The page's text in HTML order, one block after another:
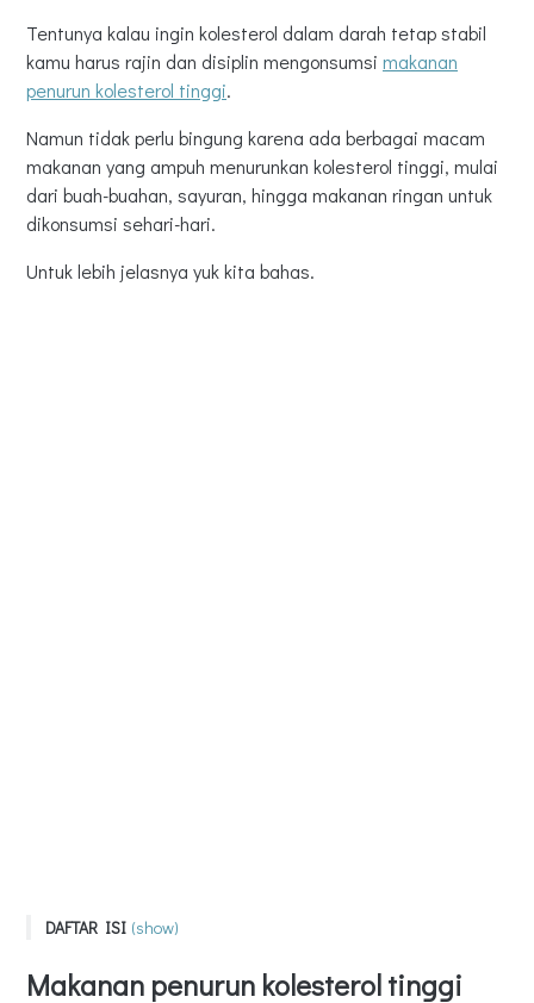
Tentunya kalau ingin kolesterol dalam darah tetap stabil
kamu harus rajin dan disiplin mengonsumsi makanan
penurun kolesterol tinggi.
Namun tidak perlu bingung karena ada berbagai macam
makanan yang ampuh menurunkan kolesterol tinggi, mulai
dari buah-buahan, sayuran, hingga makanan ringan untuk
dikonsumsi sehari-hari.
Untuk lebih jelasnya yuk kita bahas.
DAFTAR ISI (show)
Sayuran Hijau
Makanan penurun kolesterol tinggi